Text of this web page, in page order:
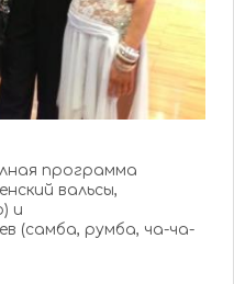
программа
вальсы,
и
(самба, румба, ча-ча-